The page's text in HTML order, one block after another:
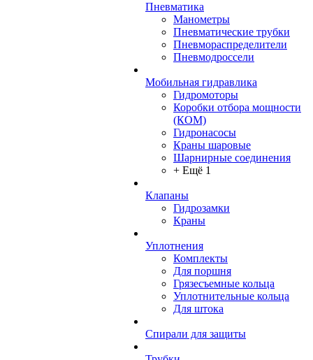
Пневматика
Манометры
Пневматические трубки
Пневмораспределители
Пневмодроссели
Мобильная гидравлика
Гидромоторы
Коробки отбора мощности
(КОМ)
Гидронасосы
Краны шаровые
Шарнирные соединения
+ Ещё 1
Клапаны
Гидрозамки
Краны
Уплотнения
Комплекты
Для поршня
Грязесъемные кольца
Уплотнительные кольца
Для штока
Спирали для защиты